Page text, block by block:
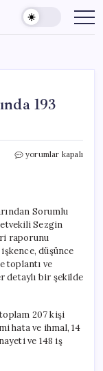
193
CHP’li
Hak
İhlali
Gerçekleşti
için
yorumlar kapalı
Sorumlu
Sezgin
raporunu
düşünce
toplantı ve
detaylı bir şekilde
207 kişi
hata ve ihmal, 14
ve 148 iş